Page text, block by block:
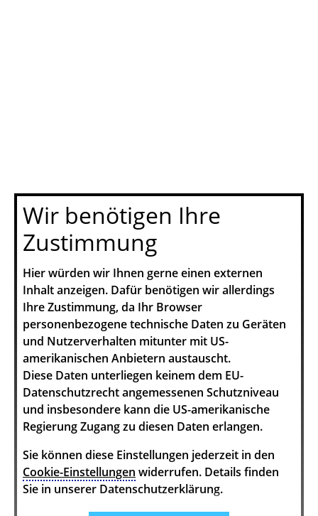
Wir benötigen Ihre
Zustimmung
Hier würden wir Ihnen gerne einen externen
Inhalt anzeigen. Dafür benötigen wir allerdings
Ihre Zustimmung, da Ihr Browser
personenbezogene technische Daten zu Geräten
und Nutzerverhalten mitunter mit US-
amerikanischen Anbietern austauscht.
Diese Daten unterliegen keinem dem EU-
Datenschutzrecht angemessenen Schutzniveau
und insbesondere kann die US-amerikanische
Regierung Zugang zu diesen Daten erlangen.
Sie können diese Einstellungen jederzeit in den
Cookie-Einstellungen widerrufen. Details finden
Sie in unserer Datenschutzerklärung.